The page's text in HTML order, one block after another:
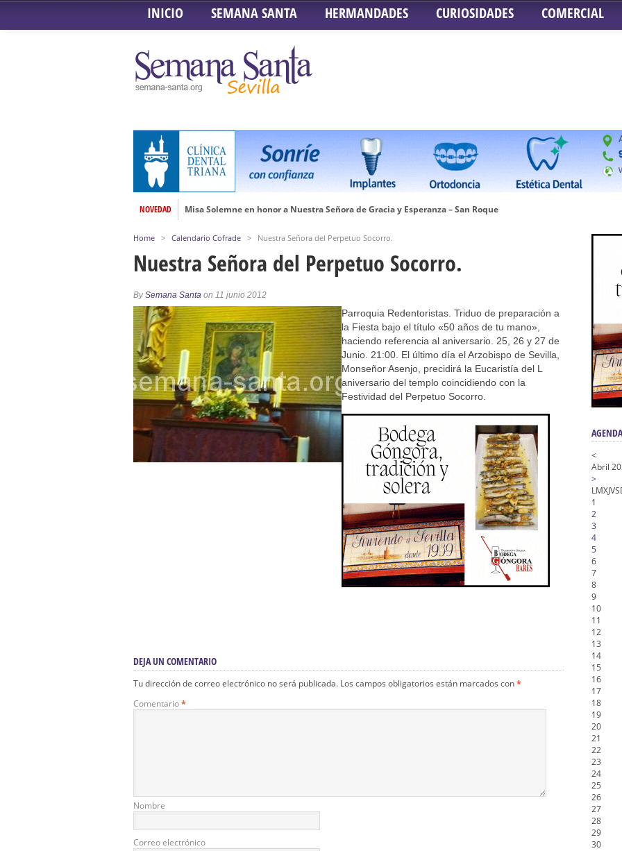
INICIO SEMANA SANTA HERMANDADES CURIOSIDADES COMERCIAL
NOVEDAD
Misa Solemne en honor a Nuestra Señora de Gracia y Esperanza – San Roque
Función de la Anunciación del Señor ante el paso de Nuestra Señora de la Encarnación Coronada –
Besamanos al Señor del Gran Poder de Sevilla
Solemne y devoto Besamanos en honor de María Santísima en su Soledad – San Lorenzo
Función Principal de Instituto a la Virgen del Valle
Besapié y Besamano en la Quinta Angustia
Gitanos: Besamanos del Señor de la Salud
Besamanos del Señor de la Divina Misericordia, Vía Crucis y Traslado – Siete Palabras
Solemne y devoto Besapiés en honor de Nuestro Padre Jesús de la Pasión
Home > Calendario Cofrade > Nuestra Señora del Perpetuo Socorro.
Nuestra Señora del Perpetuo Socorro.
BySemana Santa on 11 junio 2012
Parroquia Redentoristas. Triduo de preparación a
la Fiesta bajo el título «50 años de tu mano»,
haciendo referencia al aniversario. 25, 26 y 27 de
Junio. 21:00. El último día el Arzobispo de Sevilla,
Monseñor Asenjo, precidirá la Eucaristía del L
aniversario del templo coincidiendo con la
Festividad del Perpetuo Socorro.
DEJA UN COMENTARIO
Tu dirección de correo electrónico no será publicada. Los campos obligatorios están marcados con*
Comentario*
Nombre
Correo electrónico
<
Abril
>
LMXJVS
1
2
3
4
5
6
7
8
9
10
11
12
13
14
15
16
17
18
19
20
21
22
23
24
25
26
27
28
29
30